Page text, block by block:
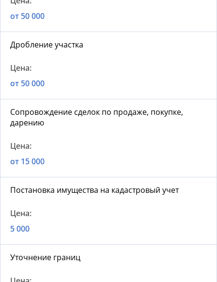
от 50 000
Дробление участка
от 50 000
Сопровождение сделок по продаже, покупке,
дарению
от 15 000
Постановка имущества на кадастровый учет
5 000
Уточнение границ